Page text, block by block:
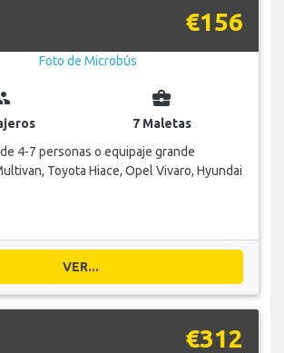
€156
business_center
7 Maletas
4-7 personas o equipaje grande
Toyota Hiace, Opel Vivaro, Hyundai
VER...
€312